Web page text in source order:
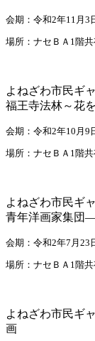
会期：令和2年11月3
場所：ナセＢＡ1階
よねざわ市民ギ
福王寺法林～花
会期：令和2年10月9
場所：ナセＢＡ1階
よねざわ市民ギ
青年洋画家集団
会期：令和2年7月23
場所：ナセＢＡ1階
よねざわ市民ギ
画